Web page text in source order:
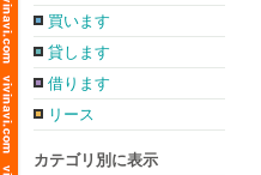
買います
貸します
借ります
リース
カテゴリ別に表示